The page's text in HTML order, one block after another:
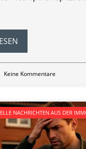
Keine Kommentare
NACHRICHTEN AUS DER